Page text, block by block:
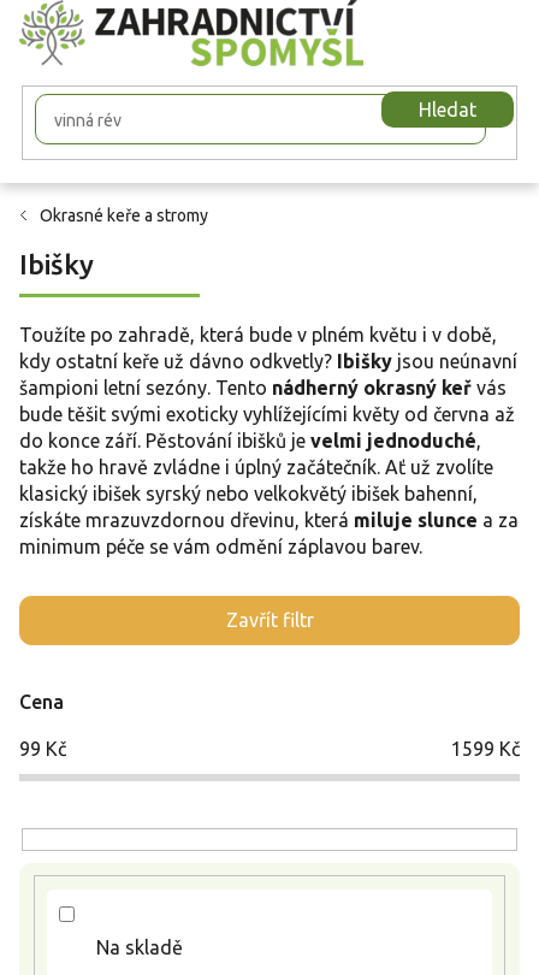
Přejít
na
obsah
Hledat
Okrasné keře a stromy
Ibišky
Toužíte po zahradě, která bude v plném květu i v době,
kdy ostatní keře už dávno odkvetly? Ibišky jsou neúnavní
šampioni letní sezóny. Tento nádherný okrasný keř vás
bude těšit svými exoticky vyhlížejícími květy od června až
do konce září. Pěstování ibišků je velmi jednoduché
takže ho hravě zvládne i úplný začátečník. Ať už zvolíte
klasický ibišek syrský nebo velkokvětý ibišek bahenní,
získáte mrazuvzdornou dřevinu, která miluje slunce a za
minimum péče se vám odmění záplavou barev.
Zavřít filtr
Cena
99 Kč 1599 Kč
Na skladě
V
ý
s
p
u